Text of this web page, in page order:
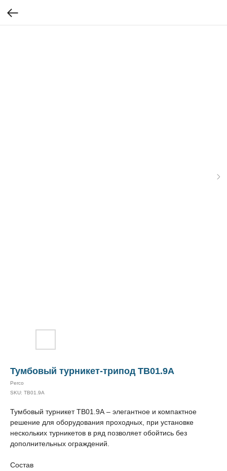
Тумбовый турникет-трипод ТВ01.9А
Perco
SKU: ТВ01.9А
Тумбовый турникет ТВ01.9А – элегантное и компактное
решение для оборудования проходных, при установке
нескольких турникетов в ряд позволяет обойтись без
дополнительных ограждений.
Состав